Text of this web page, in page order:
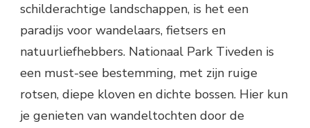
schilderachtige landschappen, is het een
paradijs voor wandelaars, fietsers en
natuurliefhebbers. Nationaal Park Tiveden is
een must-see bestemming, met zijn ruige
rotsen, diepe kloven en dichte bossen. Hier kun
je genieten van wandeltochten door de